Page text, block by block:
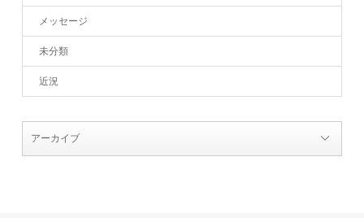
メッセージ
未分類
近況